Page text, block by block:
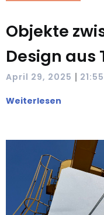
Objekte
Design aus
April 29, 2025 | 21:55
Weiterlesen